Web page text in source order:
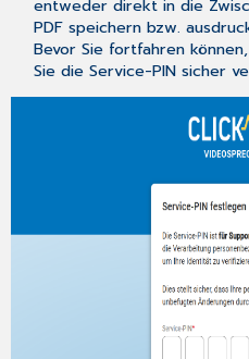
entweder direkt in die
PDF speichern bzw.
Bevor Sie fortfahren
Sie die Service-PIN sicher